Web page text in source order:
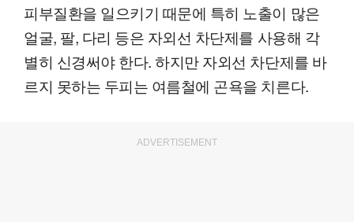
피부질환을 일으키기 때문에 특히 노출이 많은
얼굴, 팔, 다리 등은 자외선 차단제를 사용해 각
별히 신경써야 한다. 하지만 자외선 차단제를 바
르지 못하는 두피는 여름철에 곤욕을 치른다.
ADVERTISEMENT